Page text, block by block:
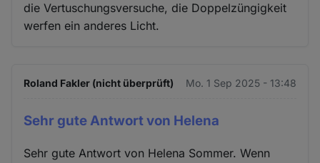
die Vertuschungsversuche, die Doppelzüngigkeit
werfen ein anderes Licht.
Roland Fakler (nicht überprüft) Mo. 1 Sep 2025 - 13:48
Sehr gute Antwort von Helena
Sehr gute Antwort von Helena Sommer. Wenn